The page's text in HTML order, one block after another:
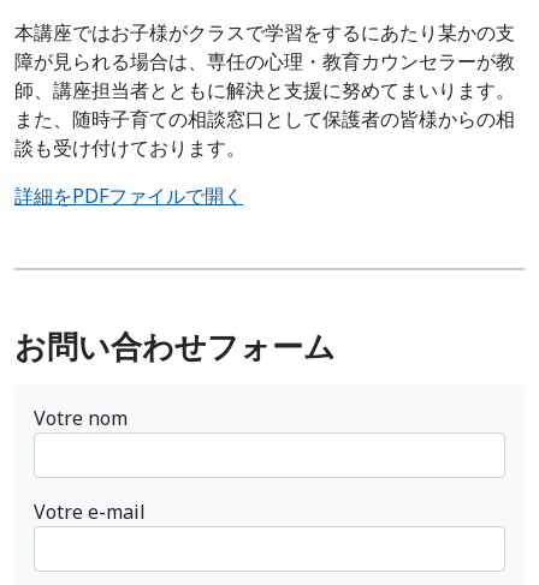
本講座ではお子様がクラスで学習をするにあたり某かの支
障が見られる場合は、専任の心理・教育カウンセラーが教
師、講座担当者とともに解決と支援に努めてまいります。
また、随時子育ての相談窓口として保護者の皆様からの相
談も受け付けております。
詳細をPDFファイルで開く
お問い合わせフォーム
Votre nom
Votre e-mail